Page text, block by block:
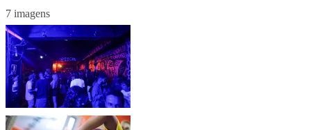
7 imagens